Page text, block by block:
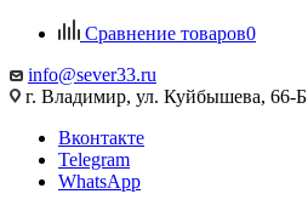
Сравнение товаров0
info@sever33.ru
г. Владимир, ул. Куйбышева, 66-Б
Вконтакте
Telegram
WhatsApp